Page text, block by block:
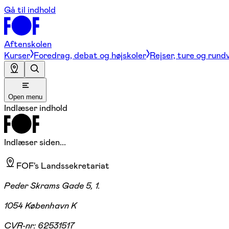
Gå til indhold
Aftenskolen
Kurser Foredrag, debat og højskoler Rejser, ture og
Open menu
Indlæser indhold
Indlæser siden...
FOF's Landssekretariat
Peder Skrams Gade 5, 1.
1054 København K
CVR-nr: 62531517